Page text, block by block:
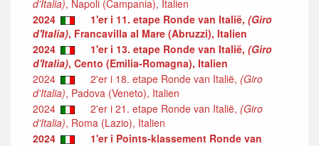
d'Italia), Napoli (Campania), Italien
2024
1'er i 11. etape Ronde van Italië, (Giro
d'Italia), Francavilla al Mare (Abruzzi), Italien
2024
1'er i 13. etape Ronde van Italië, (Giro
d'Italia), Cento (Emilia-Romagna), Italien
2024
2'er i 18. etape Ronde van Italië, (Giro
d'Italia), Padova (Veneto), Italien
2024
2'er i 21. etape Ronde van Italië, (Giro
d'Italia), Roma (Lazio), Italien
2024
1'er i Points-klassement Ronde van